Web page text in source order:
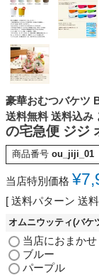
豪華おむつバケツ
送料無料 送料込み
の宅急便 ジジ
商品番号 ou_jiji_01
当店特別価格 ¥
送料パターン 送
オムニウッティ(バケ
当店におまかせ
ブルー
パープル